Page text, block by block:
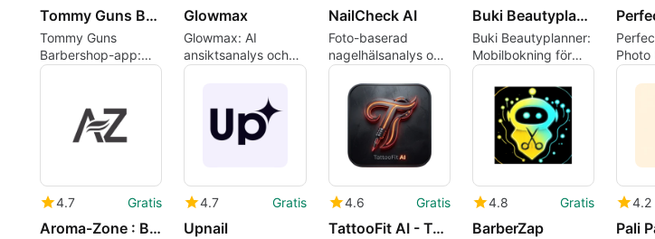
Tommy Guns Barbershop
Tommy Guns
Barbershop-app:
fjärrincheckning och
Glowmax
Glowmax: AI
ansiktsanalys och
90-dagars
NailCheck AI
Foto-baserad
nagelhälsanalys och
framstegsövervakning
på Android
Buki Beautyplanner
Buki Beautyplanner:
Mobilbokning för
skönhets- och
wellnessrutiner
Photo
och
4.7 Gratis
Aroma-Zone : Beauté Soins
4.7 Gratis
Upnail
4.6 Gratis
TattooFit AI - Tattoo Tester
4.8 Gratis
BarberZap
4.2